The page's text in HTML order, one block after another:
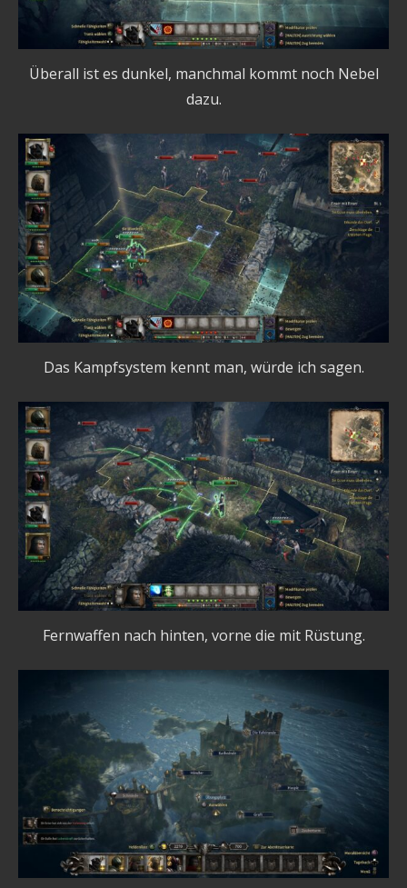
Überall ist es dunkel, manchmal kommt noch Nebel
dazu.
Das Kampfsystem kennt man, würde ich sagen.
Fernwaffen nach hinten, vorne die mit Rüstung.